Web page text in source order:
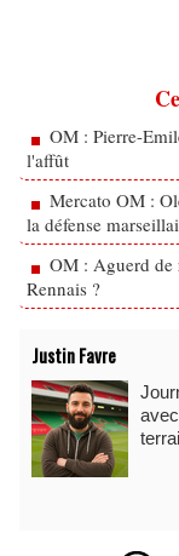
OM : Pierre-
l'affût
Mercato OM :
la défense
OM : Aguerd de
Rennais ?
Justin Favre